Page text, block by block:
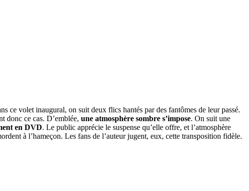
ce volet inaugural, on suit deux flics hantés par des fantômes de leur passé.
donc ce cas. D’emblée, une atmosphère sombre s’impose. On suit une
en DVD. Le public apprécie le suspense qu’elle offre, et l’atmosphère
à l’hameçon. Les fans de l’auteur jugent, eux, cette transposition fidèle.